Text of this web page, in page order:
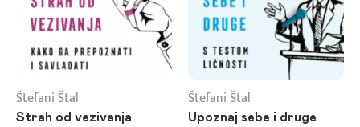
Štefani Štal
Strah od vezivanja
Štefani Štal
Upoznaj sebe i druge